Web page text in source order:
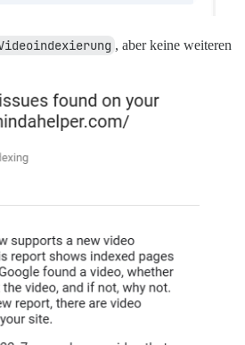
, aber keine weiteren